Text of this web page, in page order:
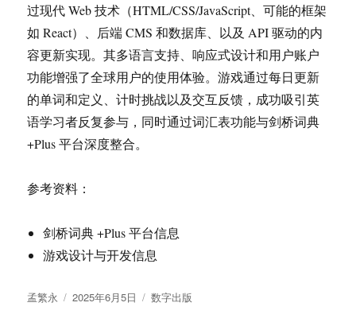
过现代 Web 技术（HTML/CSS/JavaScript、可能的框架
如 React）、后端 CMS 和数据库、以及 API 驱动的内
容更新实现。其多语言支持、响应式设计和用户账户
功能增强了全球用户的使用体验。游戏通过每日更新
的单词和定义、计时挑战以及交互反馈，成功吸引英
语学习者反复参与，同时通过词汇表功能与剑桥词典
+Plus 平台深度整合。
参考资料：
剑桥词典 +Plus 平台信息
游戏设计与开发信息
作
孟繁永
发
2025年6月5日
分
数字出版